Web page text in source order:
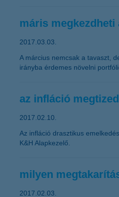
máris megkezdheti
2017.03.03.
A március nemcsak a tavaszt,
irányba érdemes növelni
az infláció
2017.02.10.
Az infláció drasztikus
K&H Alapkezelő.
milyen
2017.02.03.